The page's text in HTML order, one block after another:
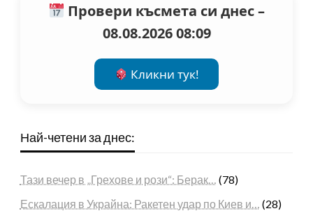
Провери късмета си днес –
08.08.2026 08:09
Кликни тук!
Най-четени за днес:
Тази вечер в „Грехове и рози“: Берак… (78)
Ескалация в Украйна: Ракетен удар по Киев и… (28)